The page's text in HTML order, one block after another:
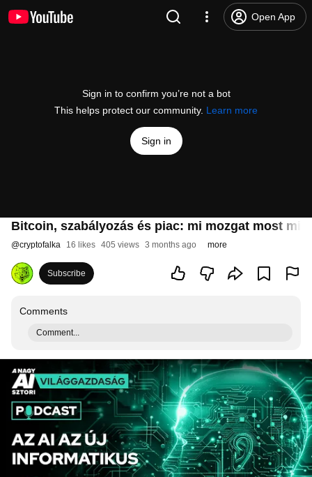
Open App
Sign in to confirm you’re not a bot
This helps protect our community. Learn more
Sign in
Bitcoin, szabályozás és piac: mi mozgat most
@cryptofalka 16 likes 405 views 3 months ago more
Subscribe
Comments
Comment...